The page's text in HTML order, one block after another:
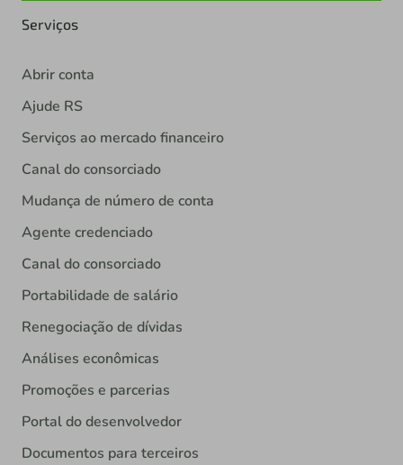
Serviços
Abrir conta
Ajude RS
Serviços ao mercado financeiro
Canal do consorciado
Mudança de número de conta
Agente credenciado
Canal do consorciado
Portabilidade de salário
Renegociação de dívidas
Análises econômicas
Promoções e parcerias
Portal do desenvolvedor
Documentos para terceiros